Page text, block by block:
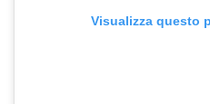
Visualizza questo